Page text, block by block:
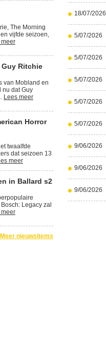
The Morning
vijfde seizoen,
meer
Ritchie
van Mobland en
nu dat Guy
Lees meer
Horror
twaalfde
dat seizoen 13
meer
in Ballard s2
Legacy zal
meer
Meer nieuwsitems
18/07/2026
5/07/2026
5/07/2026
5/07/2026
5/07/2026
5/07/2026
9/06/2026
9/06/2026
9/06/2026